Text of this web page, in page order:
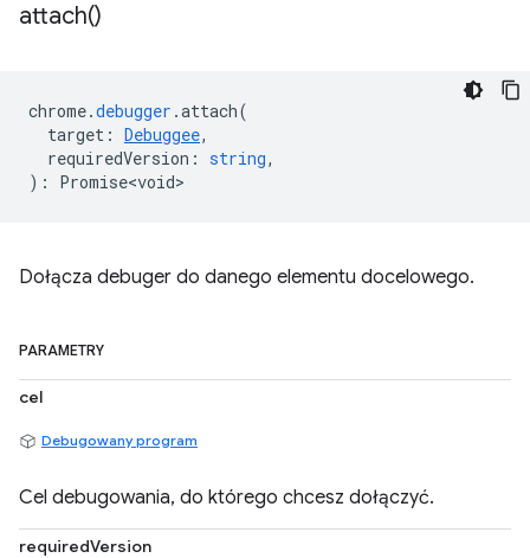
attach()
chrome.debugger .attach(
target : Debuggee,
requiredVersion : string,
) : Promise<void>
Dołącza debuger do danego elementu docelowego.
PARAMETRY
cel
Debugowany program
Cel debugowania, do którego chcesz dołączyć.
requiredVersion